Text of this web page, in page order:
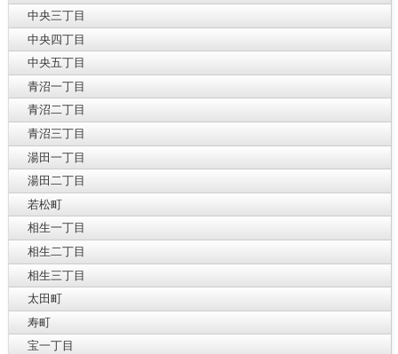
中央三丁目
中央四丁目
中央五丁目
青沼一丁目
青沼二丁目
青沼三丁目
湯田一丁目
湯田二丁目
若松町
相生一丁目
相生二丁目
相生三丁目
太田町
寿町
宝一丁目